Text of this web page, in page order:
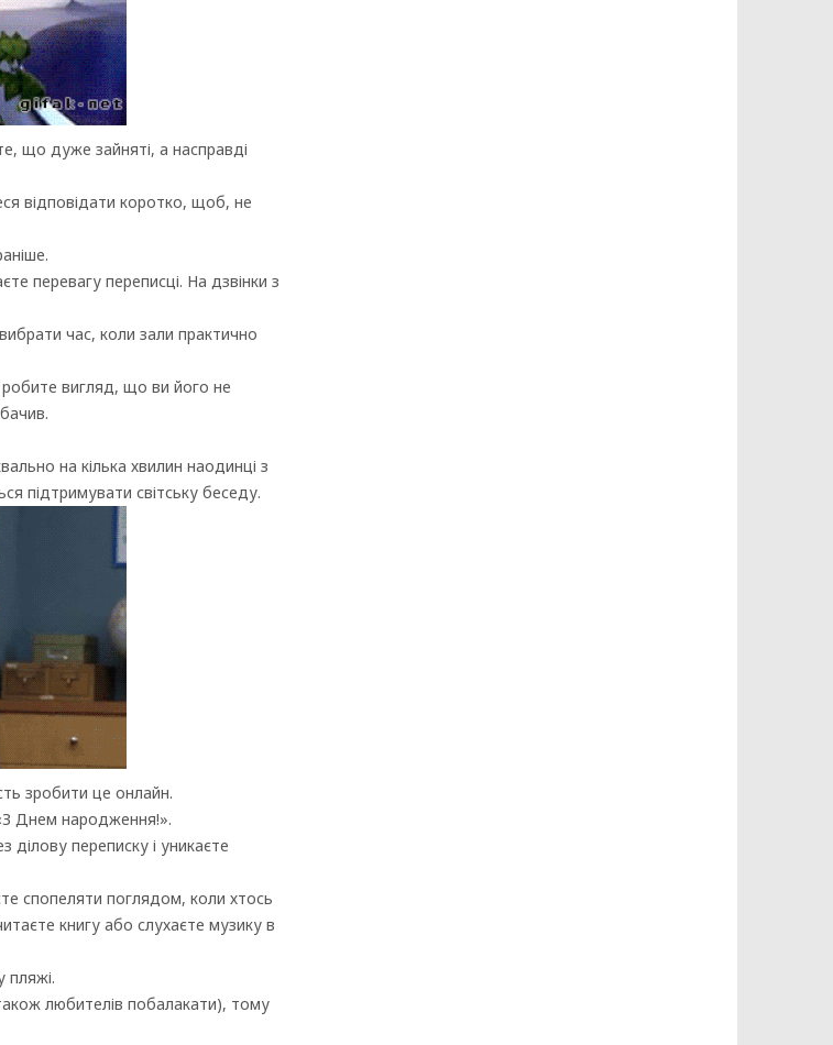
що дуже зайняті, а насправді
відповідати коротко, щоб, не
перевагу переписці. На дзвінки з
час, коли зали практично
робите вигляд, що ви його не
на кілька хвилин наодинці з
підтримувати світську беседу.
зробити це онлайн.
Днем народження!».
ділову переписку і уникаєте
спопеляти поглядом, коли хтось
книгу або слухаєте музику в
пляжі.
любителів побалакати), тому